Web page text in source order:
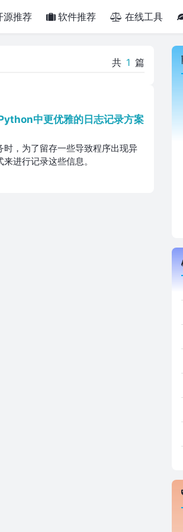
源推荐 软件推荐 在线工具
共 1 篇
中更优雅的日志记录方案
，为了留存一些导致程序出现异
进行记录这些信息。